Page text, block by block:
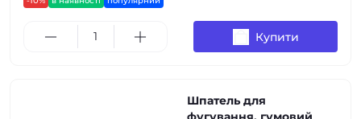
Купити
Шпатель для